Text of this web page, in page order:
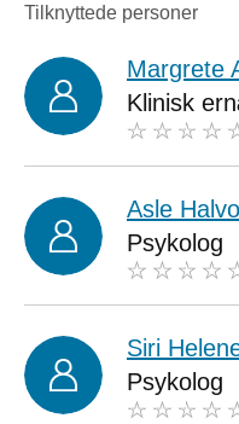
Tilknyttede personer
Margrete
Klinisk
Asle
Psykolog
Siri
Psykolog